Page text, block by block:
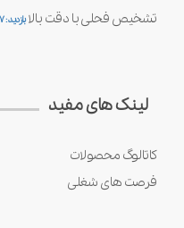
تشخیص فحلی با دقت بالا بازدید : 19847
لینک های مفید
کاتالوگ محصولات
فرصت های شغلی